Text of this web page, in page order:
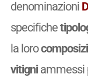
denominazioni
specifiche
la loro
vitigniammessi